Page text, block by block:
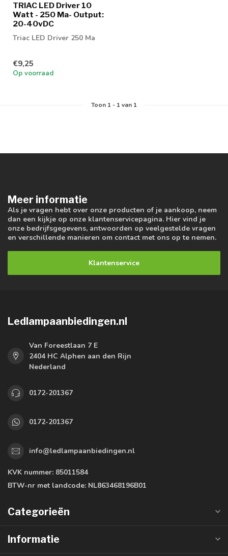
TRIAC LED Driver 10
Watt - 250 Ma- Output:
20-40vDC
Triac LED Driver 250 Ma
€9,25
Op voorraad
Toon 1- 1van 1
Meer informatie
Als je vragen hebt over onze producten of je aankoop, neem
dan een kijkje op onze klantenservicepagina. Hier vind je
onze bedrijfsgegevens, antwoorden op veelgestelde vragen
en verschillende manieren om contact met ons op te nemen.
Klantenservice
Ledlampaanbiedingen.nl
Van Foreestlaan 7 E
2404 HC Alphen aan den Rijn
Nederland
0172-201367
0172-201367
info@ledlampaanbiedingen.nl
KVK nummer: 85011584
BTW-nr met landcode: NL863468196B01
Categorieën
Informatie